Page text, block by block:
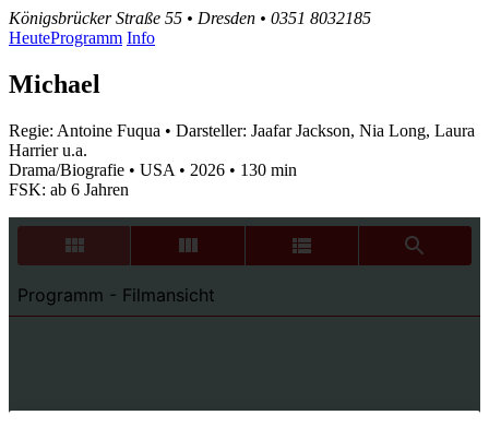
Königsbrücker Straße 55 • Dresden • 0351 8032185
HeuteProgramm Info
Michael
Regie: Antoine Fuqua • Darsteller: Jaafar Jackson, Nia Long, Laura
Harrier u.a.
Drama/Biografie • USA • 2026 • 130 min
FSK: ab 6 Jahren